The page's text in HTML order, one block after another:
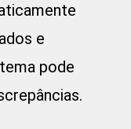
e
pode